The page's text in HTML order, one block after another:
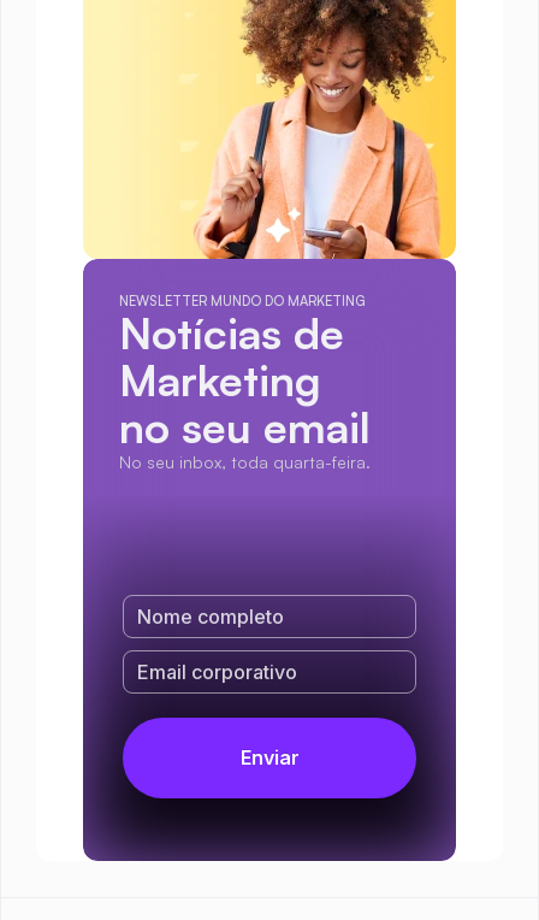
NEWSLETTER MUNDO DO MARKETING
Notícias de
Marketing
no seu email
No seu inbox, toda quarta-feira.